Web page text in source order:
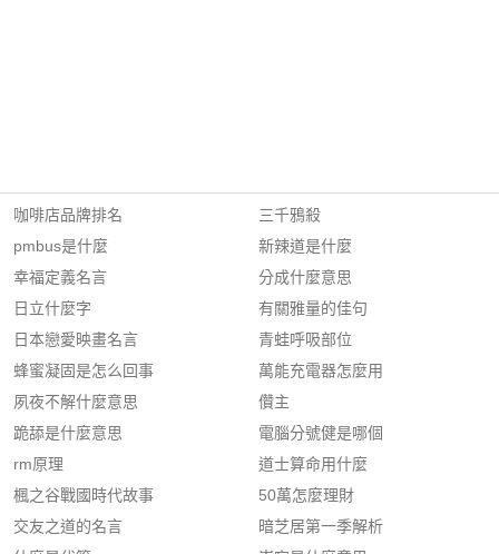
咖啡店品牌排名
pmbus是什麼
幸福定義名言
日立什麼字
日本戀愛映畫名言
蜂蜜凝固是怎么回事
夙夜不解什麼意思
跪舔是什麼意思
rm原理
楓之谷戰國時代故事
交友之道的名言
三千鴉殺
新辣道是什麼
分成什麼意思
有關雅量的佳句
青蛙呼吸部位
萬能充電器怎麼用
儹主
電腦分號健是哪個
道士算命用什麼
50萬怎麼理財
暗芝居第一季解析